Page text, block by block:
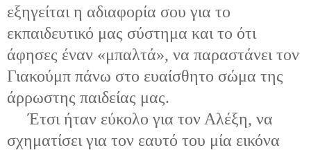
εξηγείται η αδιαφορία σου για το
εκπαιδευτικό μας σύστημα και το ότι
άφησες έναν «μπαλτά», να παραστάνει τον
Γιακούμπ πάνω στο ευαίσθητο σώμα της
άρρωστης παιδείας μας.
Έτσι ήταν εύκολο για τον Αλέξη, να
σχηματίσει για τον εαυτό του μία εικόνα